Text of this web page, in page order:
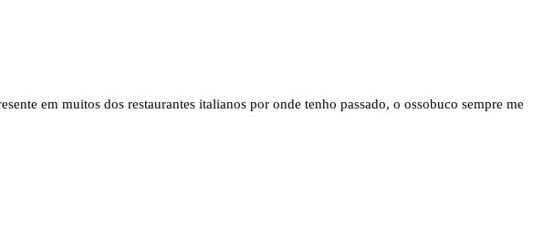
em muitos dos restaurantes italianos por onde tenho passado, o ossobuco sempre me